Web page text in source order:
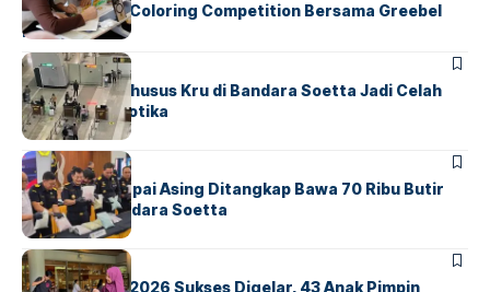
Lewat Family Coloring Competition Bersama Greebel
Indonesia
BANDARABERITA
Ketika Jalur Khusus Kru di Bandara Soetta Jadi Celah
Sindikat Narkotika
BANDARA BERITA
Kopilot Maskapai Asing Ditangkap Bawa 70 Ribu Butir
Ekstasi di Bandara Soetta
BERITAINDEX
GM For A Day 2026 Sukses Digelar, 43 Anak Pimpin